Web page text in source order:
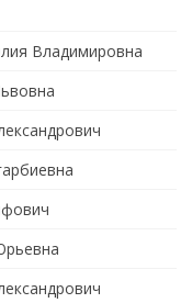
Владимировна